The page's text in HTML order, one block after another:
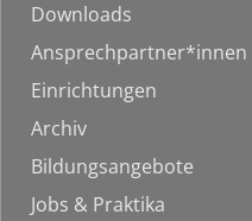
Downloads
Ansprechpartner*innen
Einrichtungen
Archiv
Bildungsangebote
Jobs & Praktika